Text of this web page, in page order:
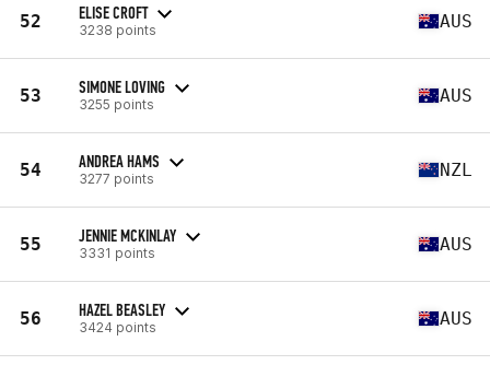
52 ELISE CROFT
3238 points AUS
53 SIMONE LOVING
3255 points AUS
54 ANDREA HAMS
3277 points NZL
55 JENNIE MCKINLAY
3331 points AUS
56 HAZEL BEASLEY
3424 points AUS